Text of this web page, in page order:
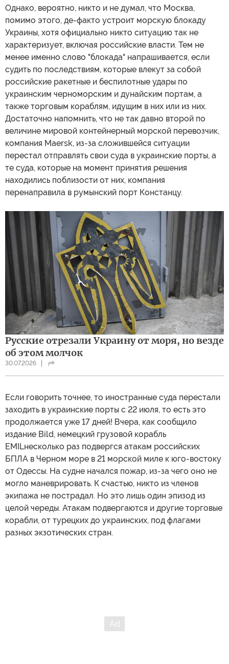
Однако, вероятно, никто и не думал, что Москва,
помимо этого, де-факто устроит морскую блокаду
Украины, хотя официально никто ситуацию так не
характеризует, включая российские власти. Тем не
менее именно слово "блокада" напрашивается, если
судить по последствиям, которые влекут за собой
российские ракетные и беспилотные удары по
украинским черноморским и дунайским портам, а
также торговым кораблям, идущим в них или из них.
Достаточно напомнить, что не так давно второй по
величине мировой контейнерный морской перевозчик,
компания Maersk, из-за сложившейся ситуации
перестал отправлять свои суда в украинские порты, а
те суда, которые на момент принятия решения
находились поблизости от них, компания
перенаправила в румынский порт Констанцу.
Русские отрезали Украину от моря, но везде
об этом молчок
30.07.2026
Если говорить точнее, то иностранные суда перестали
заходить в украинские порты с 22 июля, то есть это
продолжается уже 17 дней! Вчера, как сообщило
издание Bild, немецкий грузовой корабль
EMILнесколько раз подвергся атакам российских
БПЛА в Черном море в 21 морской миле к юго-востоку
от Одессы. На судне начался пожар, из-за чего оно не
могло маневрировать. К счастью, никто из членов
экипажа не пострадал. Но это лишь один эпизод из
целой череды. Атакам подвергаются и другие торговые
корабли, от турецких до украинских, под флагами
разных экзотических стран.